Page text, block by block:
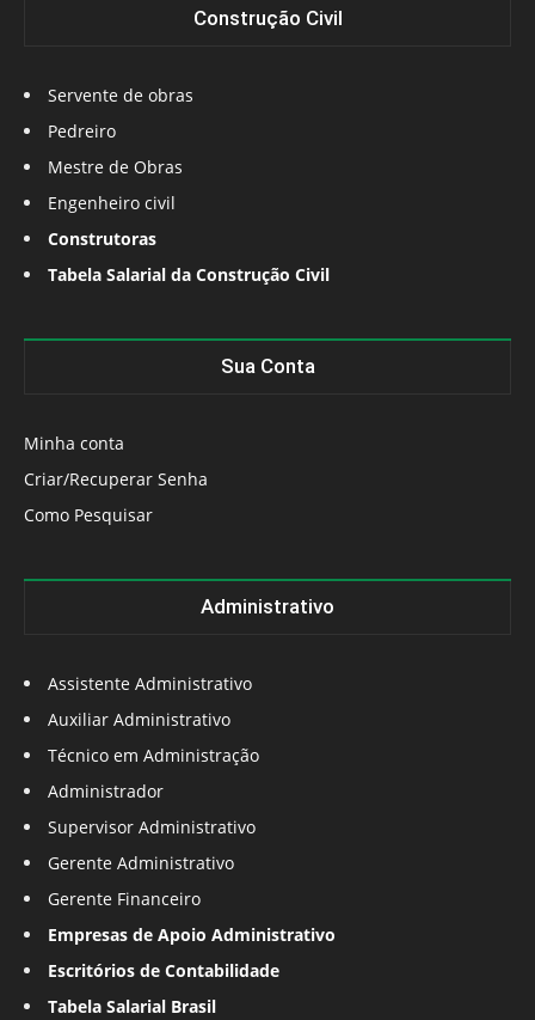
Construção Civil
Servente de obras
Pedreiro
Mestre de Obras
Engenheiro civil
Construtoras
Tabela Salarial da Construção Civil
Sua Conta
Minha conta
Criar/Recuperar Senha
Como Pesquisar
Administrativo
Assistente Administrativo
Auxiliar Administrativo
Técnico em Administração
Administrador
Supervisor Administrativo
Gerente Administrativo
Gerente Financeiro
Empresas de Apoio Administrativo
Escritórios de Contabilidade
Tabela Salarial Brasil